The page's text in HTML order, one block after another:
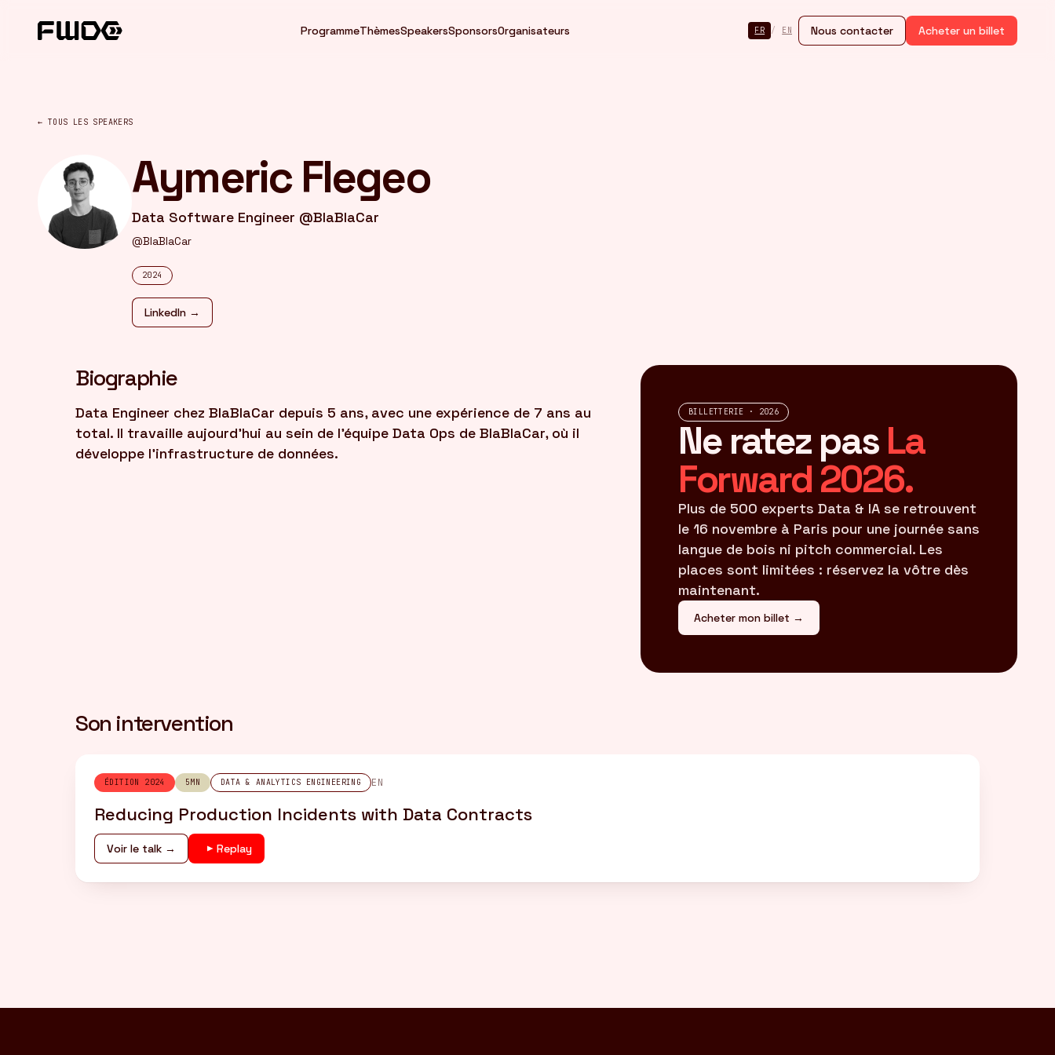
ProgrammeThèmesSpeakersSponsorsOrganisateurs FR / EN Nous contacter Acheter un billet
← TOUS LES SPEAKERS
Aymeric Flegeo
Data Software Engineer @BlaBlaCar
@BlaBlaCar
2024
LinkedIn →
Biographie
Data Engineer chez BlaBlaCar depuis 5 ans, avec une expérience de 7 ans au
total. Il travaille aujourd’hui au sein de l’équipe Data Ops de BlaBlaCar, où il
développe l’infrastructure de données.
BILLETTERIE · 2026
Ne ratez pas La
Forward 2026.
Plus de 500 experts Data & IA se retrouvent
le 16 novembre à Paris pour une journée sans
langue de bois ni pitch commercial. Les
places sont limitées : réservez la vôtre dès
maintenant.
Acheter mon billet →
Son intervention
ÉDITION 2024 5MN DATA & ANALYTICS ENGINEERING EN
Reducing Production Incidents with Data Contracts
Voir le talk → Replay